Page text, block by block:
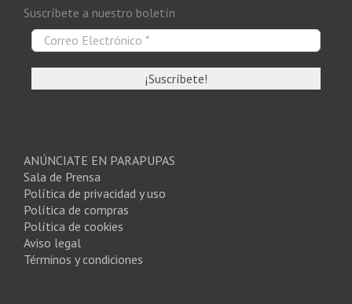
Suscríbete a nuestro boletín
ANÚNCIATE EN PARAPUPAS
Sala de Prensa
Política de privacidad y uso
Política de compras
Política de cookies
Aviso legal
Términos y condiciones